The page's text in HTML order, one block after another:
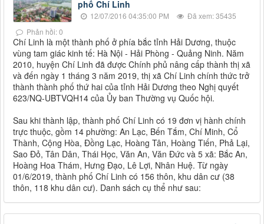
phố Chí Linh
12/07/2016 04:35:00 PM
Đã xem: 35435
Phản hồi: 0
Chí Linh là một thành phố ở phía bắc tỉnh Hải Dương, thuộc
vùng tam giác kinh tế: Hà Nội - Hải Phòng - Quảng Ninh. Năm
2010, huyện Chí Linh đã được Chính phủ nâng cấp thành thị xã
và đến ngày 1 tháng 3 năm 2019, thị xã Chí Linh chính thức trở
thành thành phố thứ hai của tỉnh Hải Dương theo Nghị quyết
623/NQ-UBTVQH14 của Ủy ban Thường vụ Quốc hội.
Sau khi thành lập, thành phố Chí Linh có 19 đơn vị hành chính
trực thuộc, gồm 14 phường: An Lạc, Bến Tắm, Chí Minh, Cổ
Thành, Cộng Hòa, Đồng Lạc, Hoàng Tân, Hoàng Tiến, Phả Lại,
Sao Đỏ, Tân Dân, Thái Học, Văn An, Văn Đức và 5 xã: Bắc An,
Hoàng Hoa Thám, Hưng Đạo, Lê Lợi, Nhân Huệ. Từ ngày
01/6/2019, thành phố Chí Linh có 156 thôn, khu dân cư (38
thôn, 118 khu dân cư). Danh sách cụ thể như sau: